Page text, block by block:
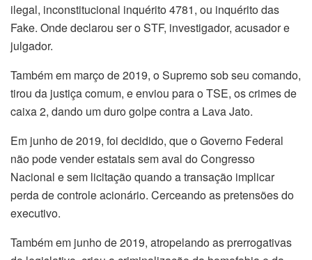
ilegal, inconstitucional inquérito 4781, ou inquérito das
Fake. Onde declarou ser o STF, investigador, acusador e
julgador.
Também em março de 2019, o Supremo sob seu comando,
tirou da justiça comum, e enviou para o TSE, os crimes de
caixa 2, dando um duro golpe contra a Lava Jato.
Em junho de 2019, foi decidido, que o Governo Federal
não pode vender estatais sem aval do Congresso
Nacional e sem licitação quando a transação implicar
perda de controle acionário. Cerceando as pretensões do
executivo.
Também em junho de 2019, atropelando as prerrogativas